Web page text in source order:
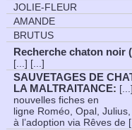
JOLIE-FLEUR
AMANDE
BRUTUS
Recherche chaton noir
[...] [...]
SAUVETAGES DE
LA MALTRAITANCE: [...]
nouvelles fiches en
ligne Roméo, Opal,
à l’adoption via Rêves de